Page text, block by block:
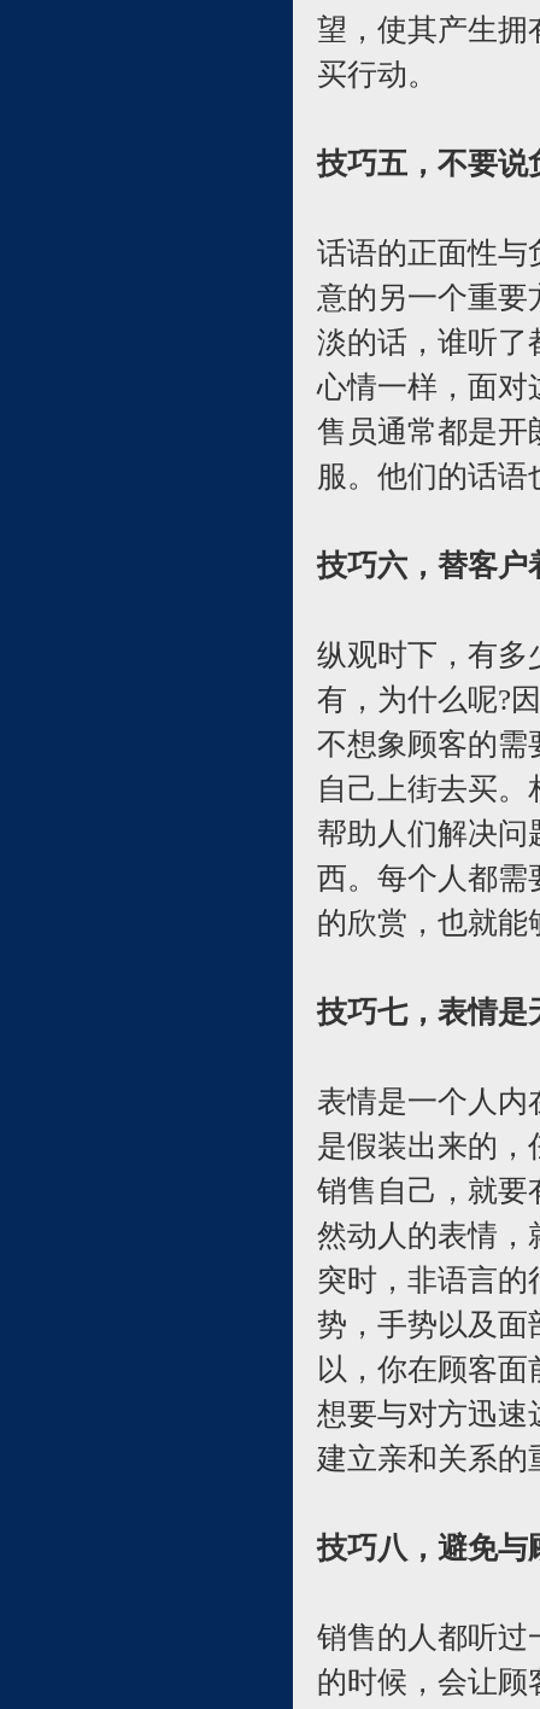
望，使其产生拥
买行动。
技巧五，不要说
话语的正面性与
意的另一个重要
淡的话，谁听了
心情一样，面对
售员通常都是开
服。他们的话
技巧六，替客户
纵观时下，有多
有，为什么呢?
不想象顾客的需
自己上街去买
帮助人们解决问
西。每个人都需
的欣赏，也就能
技巧七，表情是
表情是一个人内
是假装出来的，
销售自己，就要
然动人的表情，
突时，非语言的
势，手势以及面
以，你在顾客
想要与对方迅速
建立亲和关系的
技巧八，避免与
销售的人都听过
的时候，会让顾